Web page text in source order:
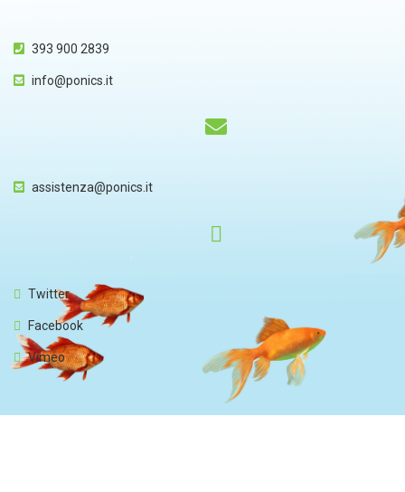
393 900 2839
info@ponics.it
assistenza@ponics.it
Twitter
Facebook
Vimeo